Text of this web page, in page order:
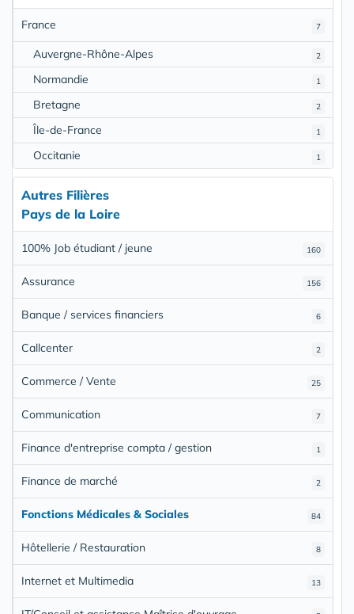
7
France
2
Auvergne-Rhône-Alpes
1
Normandie
2
Bretagne
1
Île-de-France
1
Occitanie
Autres Filières
Pays de la Loire
160
100% Job étudiant / jeune
156
Assurance
6
Banque / services financiers
2
Callcenter
25
Commerce / Vente
7
Communication
1
Finance d'entreprise compta / gestion
2
Finance de marché
84
Fonctions Médicales & Sociales
8
Hôtellerie / Restauration
13
Internet et Multimedia